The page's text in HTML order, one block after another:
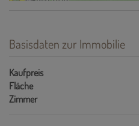
Basisdaten zur Immobilie
Kaufpreis
Fläche
Zimmer